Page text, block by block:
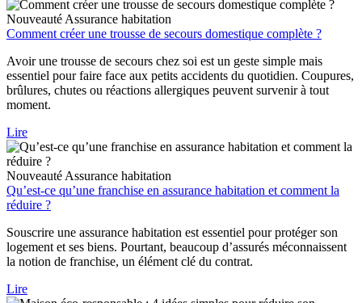
Nouveauté Assurance habitation
Comment créer une trousse de secours domestique complète ?
Avoir une trousse de secours chez soi est un geste simple mais
essentiel pour faire face aux petits accidents du quotidien. Coupures,
brûlures, chutes ou réactions allergiques peuvent survenir à tout
moment.
Lire
Nouveauté Assurance habitation
Qu’est-ce qu’une franchise en assurance habitation et comment la
réduire ?
Souscrire une assurance habitation est essentiel pour protéger son
logement et ses biens. Pourtant, beaucoup d’assurés méconnaissent
la notion de franchise, un élément clé du contrat.
Lire